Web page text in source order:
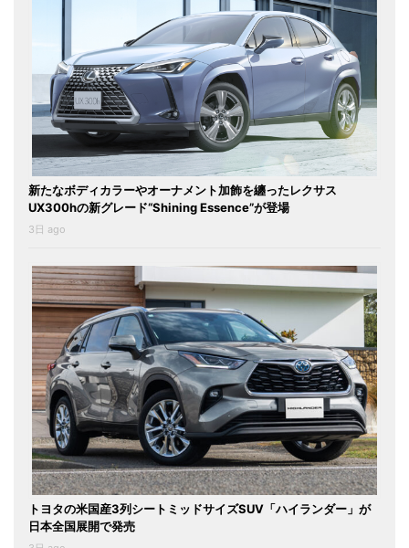
新たなボディカラーやオーナメント加飾を纏ったレクサス
UX300hの新グレード“Shining Essence”が登場
3日 ago
トヨタの米国産3列シートミッドサイズSUV「ハイランダー」が
日本全国展開で発売